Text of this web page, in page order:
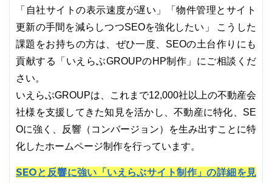
「自社サイトの表示速度が遅い」「物件管理とサイト
更新の手間を減らしつつSEOを強化したい」 こうした
課題をお持ちの方は、ぜひ一度、SEOの土台作りにも
貢献する「いえらぶGROUPのHP制作」にご相談くだ
さい。
いえらぶGROUPは、これまで12,000社以上の不動産会
社様を支援してきた知見を活かし、不動産に特化、SE
Oに強く、反響（コンバージョン）を生み出すことに特
化したホームページ制作を行っています。
SEOと反響に強い「いえらぶサイト制作」の詳細を見